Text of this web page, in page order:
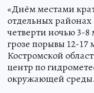
«Днём местами
отдельных районах
четверти ночью 3-
грозе порывы 12-17
Костромской
центр по
окружающей среды.